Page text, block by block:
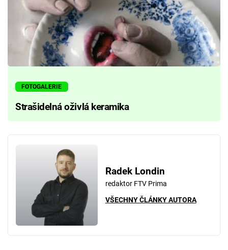
FOTOGALERIE
Strašidelná oživlá keramika
Radek Londin
redaktor FTV Prima
VŠECHNY ČLÁNKY AUTORA